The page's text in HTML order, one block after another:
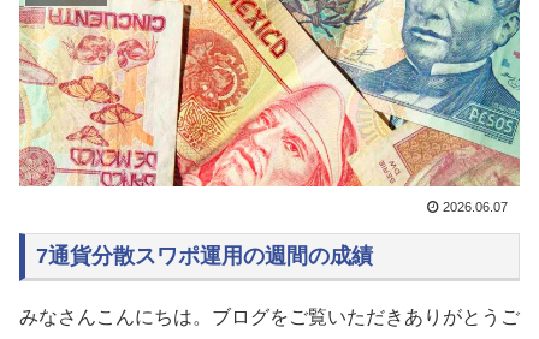
2026.06.07
7通貨分散スワポ運用の週間の成績
みなさんこんにちは。ブログをご覧いただきありがとうご